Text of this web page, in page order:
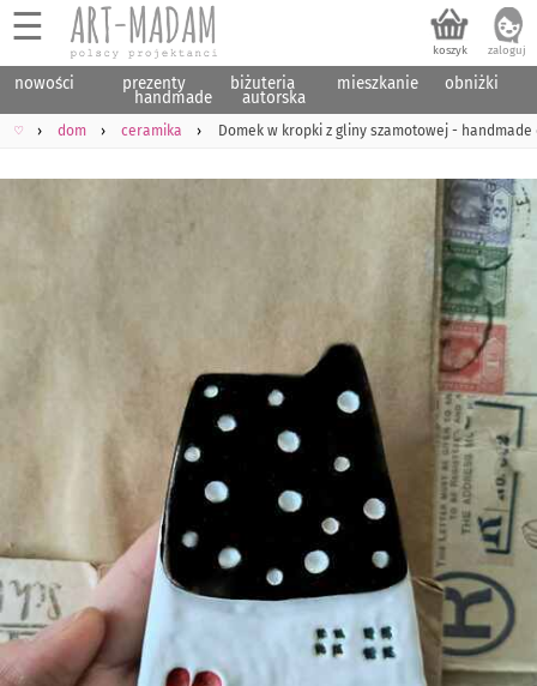
☰
nowości prezenty
handmade
biżuteria
autorska
mieszkanie obniżki
♡ dom ceramika Domek w kropki z gliny szamotowej - handmade